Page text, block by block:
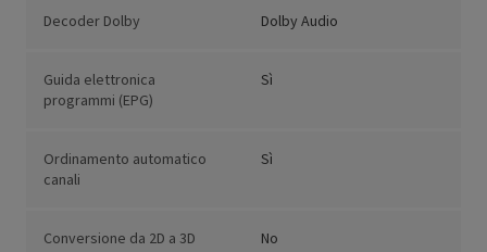
Decoder Dolby Dolby Audio
Guida elettronica
programmi (EPG)
Sì
Ordinamento automatico
canali
Sì
Conversione da 2D a 3D No